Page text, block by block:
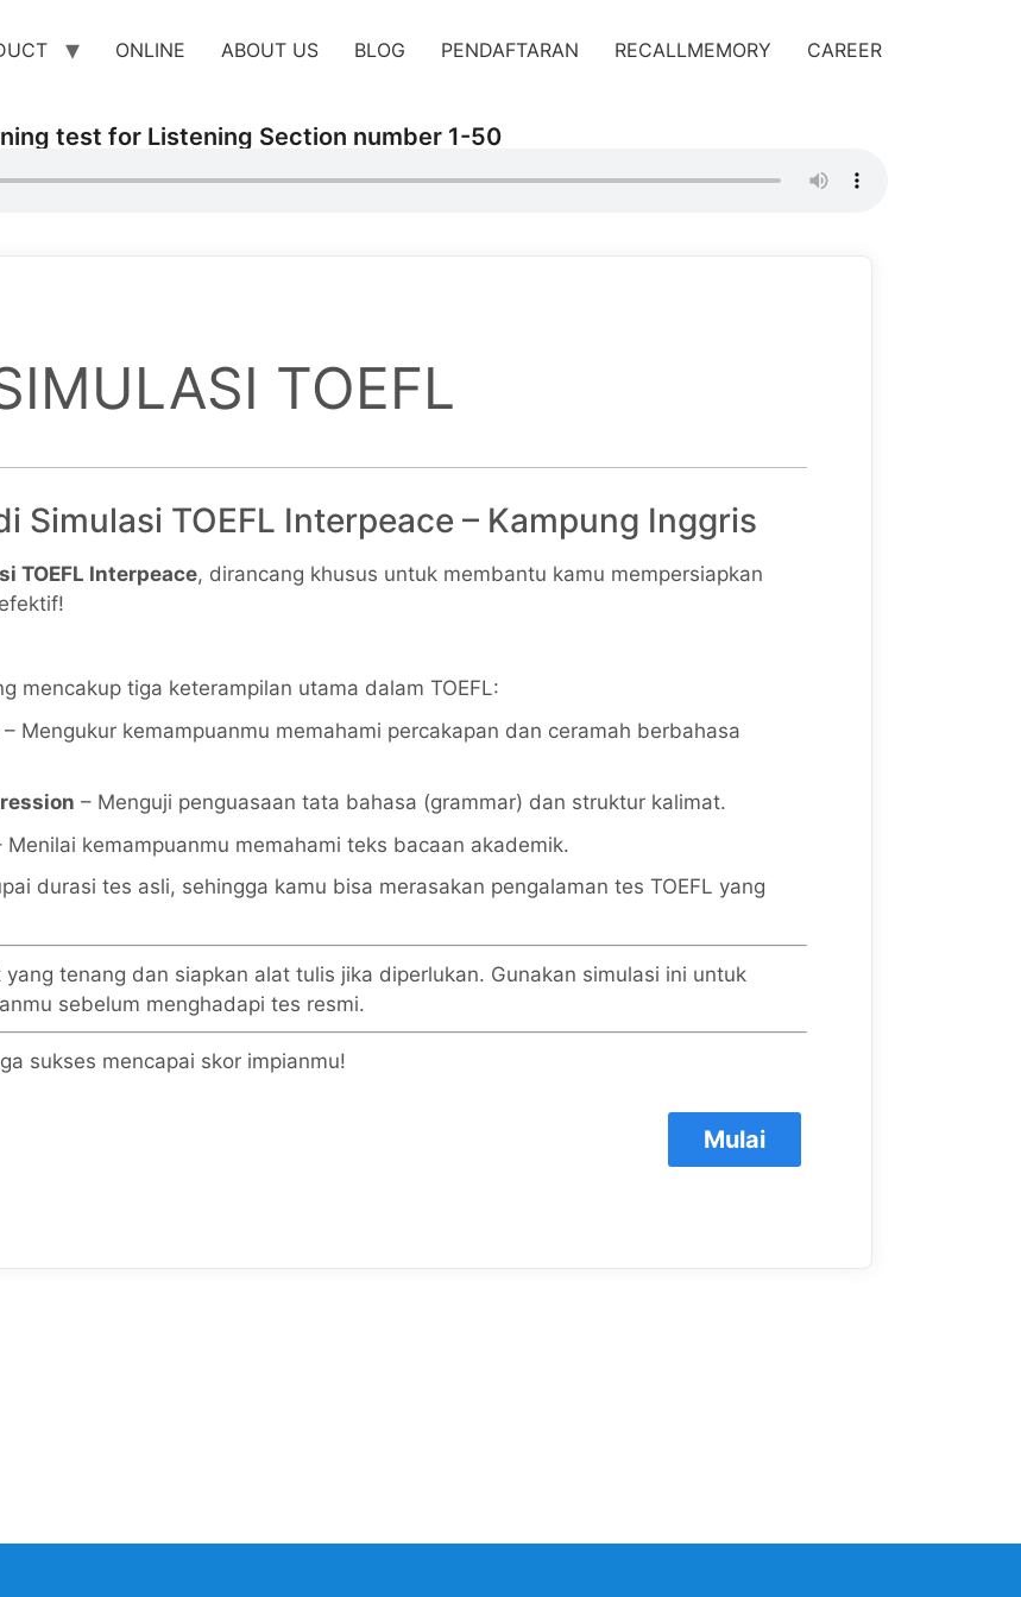
ONLINE ABOUT US BLOG PENDAFTARAN RECALLMEMORY CAREER
test for Listening Section number 1-50
TOEFL
Simulasi TOEFL Interpeace – Kampung Inggris
TOEFL Interpeace, dirancang khusus untuk membantu kamu mempersiapkan
mencakup tiga keterampilan utama dalam TOEFL:
– Mengukur kemampuanmu memahami percakapan dan ceramah berbahasa
– Menguji penguasaan tata bahasa (grammar) dan struktur kalimat.
Menilai kemampuanmu memahami teks bacaan akademik.
durasi tes asli, sehingga kamu bisa merasakan pengalaman tes TOEFL yang
tenang dan siapkan alat tulis jika diperlukan. Gunakan simulasi ini untuk
sebelum menghadapi tes resmi.
sukses mencapai skor impianmu!